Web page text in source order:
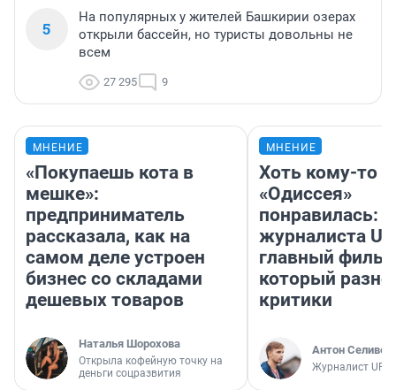
5
На популярных у жителей Башкирии озерах
открыли бассейн, но туристы довольны не
всем
27 295 9
МНЕНИЕ
«Покупаешь кота в
мешке»:
предприниматель
рассказала, как на
самом деле устроен
бизнес со складами
дешевых товаров
Наталья Шорохова
Открыла кофейную точку на
деньги соцразвития
МНЕНИЕ
Хоть кому-то
«Одиссея»
понравилась:
журналиста
главный
который
критики
Антон
Журналист